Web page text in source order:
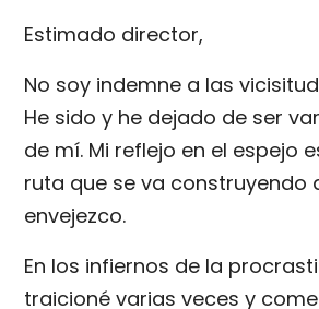
Estimado director,
No soy indemne a las
He sido y he dejado de ser
de mí. Mi reflejo en el espejo
ruta que se va construyendo
envejezco.
En los infiernos de la
traicioné varias veces y